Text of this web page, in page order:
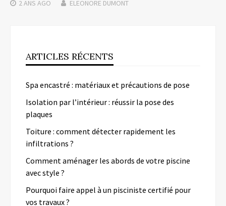
2 ANS AGO ELEONORE DUMONT
ARTICLES RÉCENTS
Spa encastré : matériaux et précautions de pose
Isolation par l’intérieur : réussir la pose des
plaques
Toiture : comment détecter rapidement les
infiltrations ?
Comment aménager les abords de votre piscine
avec style ?
Pourquoi faire appel à un pisciniste certifié pour
vos travaux ?